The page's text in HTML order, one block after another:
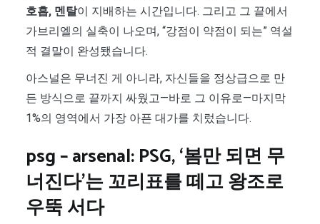
호흡, 멘탈이 지배하는 시간입니다. 그리고 그 끝에서
가브리엘의 실축이 나오며, “강점이 약점이 되는” 역설
적 결말이 완성됐습니다.
아스널은 무너진 게 아니라, 자신들을 정상급으로 만
든 방식으로 끝까지 싸웠고—바로 그 이유로—마지막
1%의 영역에서 가장 아픈 대가를 치렀습니다.
psg – arsenal: PSG, ‘봄만 되면 무
너진다’는 꼬리표를 떼고 왕조로
우뚝 서다